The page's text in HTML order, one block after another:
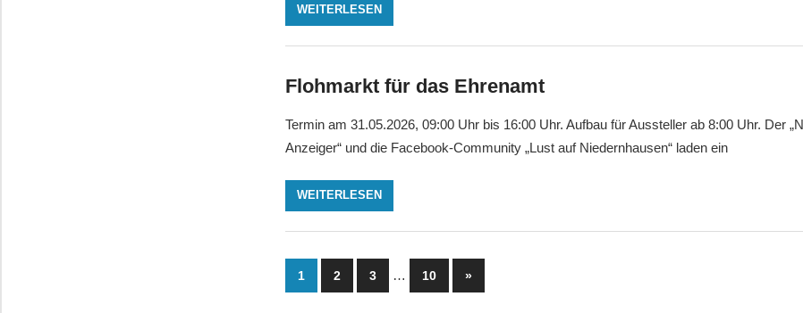
WEITERLESEN
Flohmarkt für das Ehrenamt
Termin am 31.05.2026, 09:00 Uhr bis 16:00 Uhr. Aufbau für Aussteller ab 8:00 Uhr. Der
Anzeiger“ und die Facebook-Community „Lust auf Niedernhausen“ laden ein
WEITERLESEN
Seitennummerierung
1 2 3 … 10
Nächste
Beiträge
»